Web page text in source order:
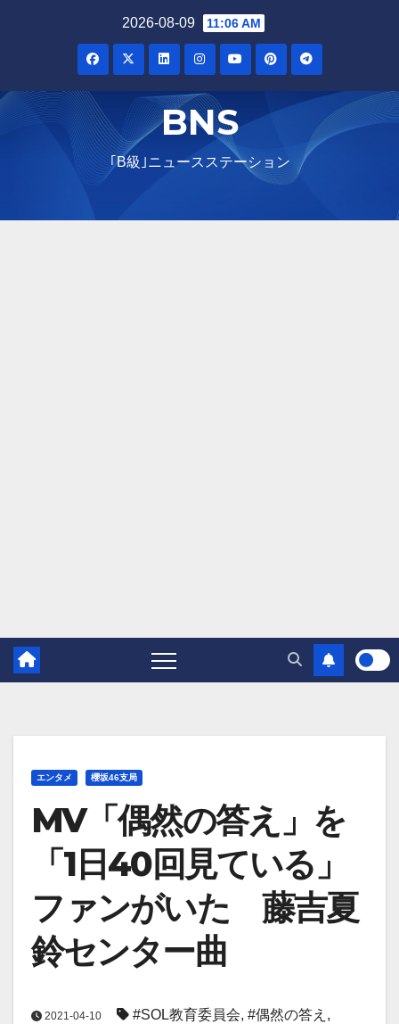
2026-08-09 11:06 AM
BNS
｢B級｣ニュースステーション
エンタメ 櫻坂46支局
MV「偶然の答え」を
「1日40回見ている」
ファンがいた 藤吉夏
鈴センター曲
2021-04-10 #SOL教育委員会, #偶然の答え ,